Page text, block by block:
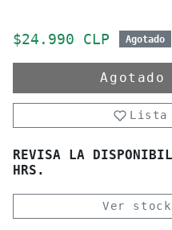
Precio de oferta
$24.990 CLP Agotado
Agotado
Lista
REVISA LA
HRS.
Ver